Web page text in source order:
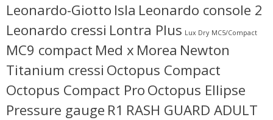
Leonardo-Giotto Isla Leonardo console 2
Leonardo cressi Lontra Plus Lux Dry MC5/Compact
MC9 compact Med x Morea Newton
Titanium cressi Octopus Compact
Octopus Compact ProOctopus Ellipse
Pressure gauge R1 RASH GUARD ADULT